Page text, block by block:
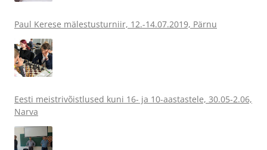
Paul Kerese mälestusturniir, 12.-14.07.2019, Pärnu
Eesti meistrivõistlused kuni 16- ja 10-aastastele, 30.05-2.06,
Narva